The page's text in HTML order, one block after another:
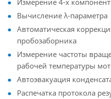
Измерение 4-х
Вычисление λ-параметра
Автоматическая
пробозаборника
Измерение частоты
рабочей температуры
Автоэвакуация
Распечатка протокола